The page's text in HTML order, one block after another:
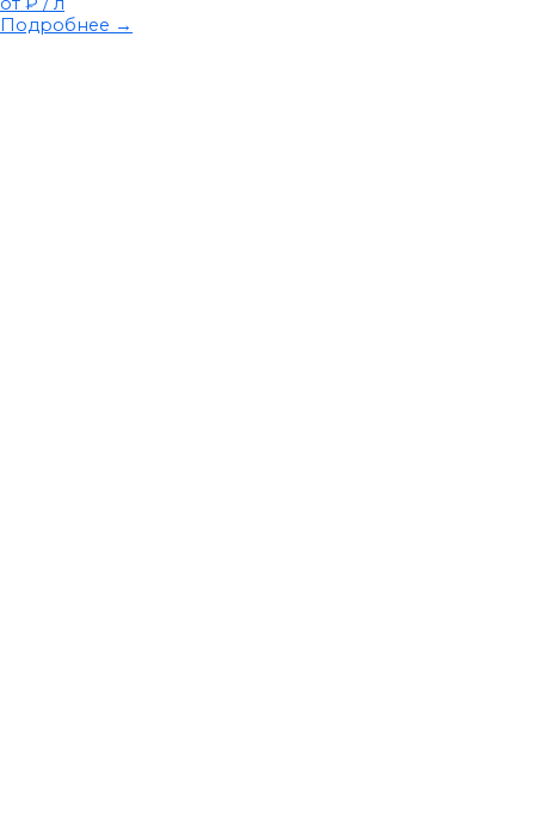
Подробнее →